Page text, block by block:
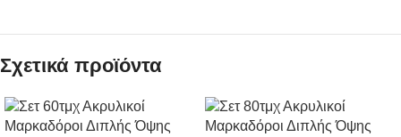
Σχετικά προϊόντα